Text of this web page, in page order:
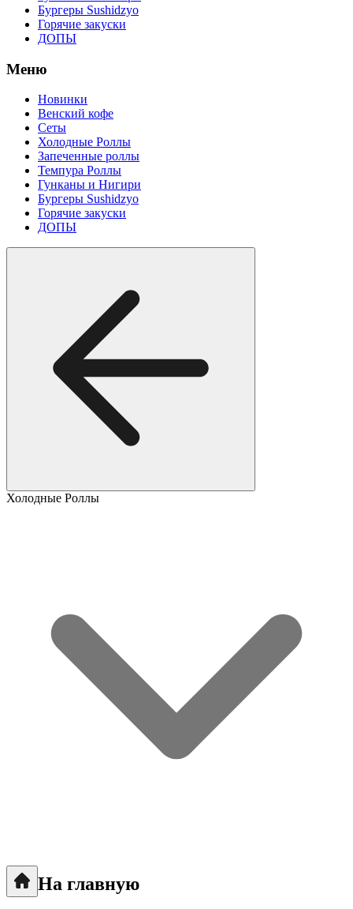
Бургеры Sushidzyo
Горячие закуски
ДОПЫ
Меню
Новинки
Венский кофе
Сеты
Холодные Роллы
Запеченные роллы
Темпура Роллы
Гунканы и Нигири
Бургеры Sushidzyo
Горячие закуски
ДОПЫ
Холодные Роллы
На главную